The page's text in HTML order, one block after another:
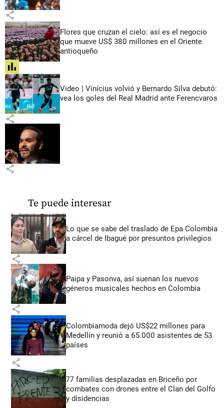
share
Flores que cruzan el cielo: así es el negocio
que mueve US$ 380 millones en el Oriente
antioqueño
share
Video | Vinícius volvió y Bernardo Silva debutó:
vea los goles del Real Madrid ante Ferencvaros
share
share
Te puede interesar
Lo que se sabe del traslado de Epa Colombia
a cárcel de Ibagué por presuntos privilegios
share
Paipa y Pasonva, así suenan los nuevos
géneros musicales hechos en Colombia
share
Colombiamoda dejó US$22 millones para
Medellín y reunió a 65.000 asistentes de 53
países
share
77 familias desplazadas en Briceño por
combates con drones entre el Clan del Golfo
y disidencias